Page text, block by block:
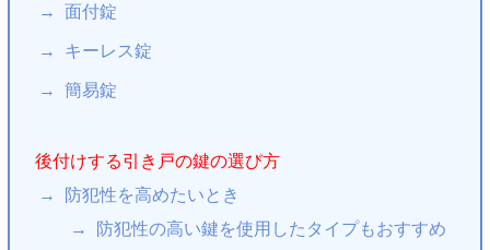
面付錠
キーレス錠
簡易錠
後付けする引き戸の鍵の選び方
防犯性を高めたいとき
防犯性の高い鍵を使用したタイプもおすすめ